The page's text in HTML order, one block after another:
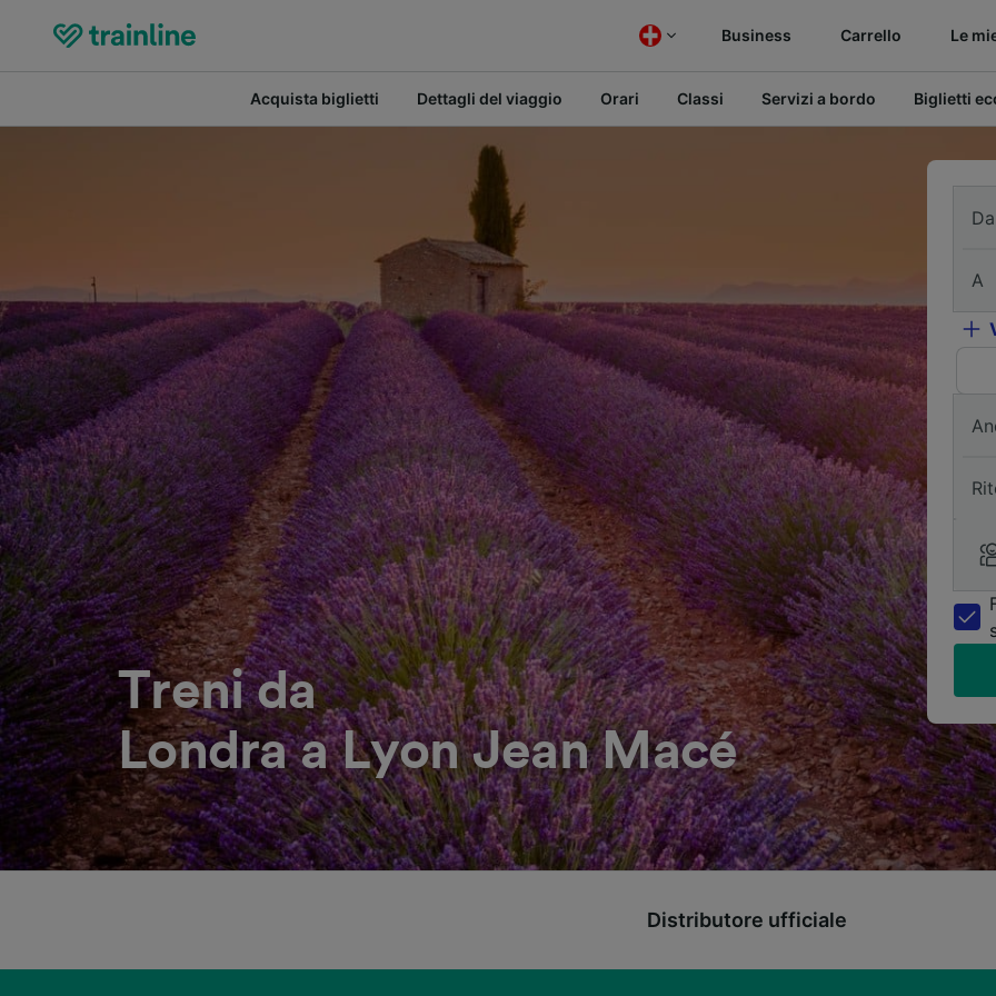
Business Carrello Le
Acquista biglietti Dettagli del viaggio Orari Classi Servizi a bordo Biglietti
Treni da
Londra a Lyon Jean Macé
Da
A
Distributore ufficiale